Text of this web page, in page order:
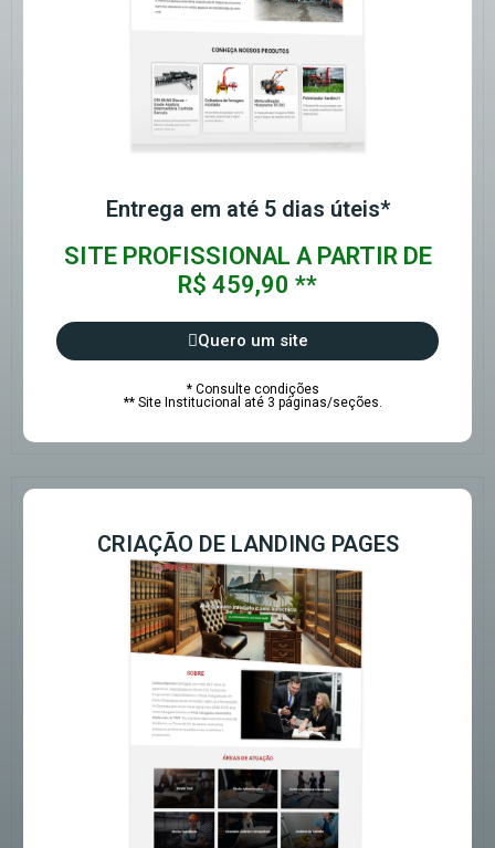
Entrega em até 5 dias úteis*
SITE PROFISSIONAL A PARTIR DE
R$ 459,90 **
Quero um site
* Consulte condições
** Site Institucional até 3 páginas/seções.
CRIAÇÃO DE LANDING PAGES